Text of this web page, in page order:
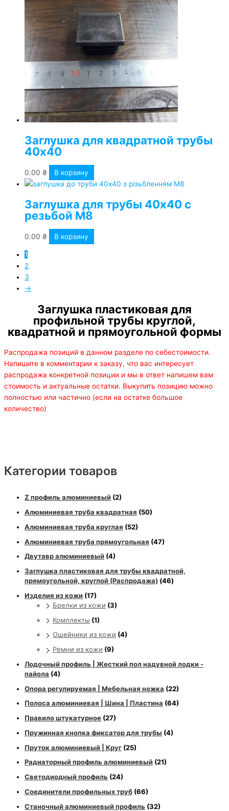
Категории товаров
Z профиль алюминиевый (2)
Алюминиевая труба квадратная (50)
Алюминиевая труба круглая (52)
Алюминиевая труба прямоугольная (47)
Двутавр алюминиевый (4)
Заглушка пластиковая для трубы квадратной,
прямоугольной, круглой (Распродажа) (46)
Изделия из кожи (17)
Брелки из кожи (3)
Комплекты (1)
Ошейники из кожи (4)
Ремни из кожи (9)
Лодочный профиль | Жесткий пол надувной лодки -
пайола (4)
Опора регулируемая | Мебельная ножка (22)
Полоса алюминиевая | Шина | Пластина (64)
Правило штукатурное (27)
Пружинная кнопка фиксатор для трубы (4)
Пруток алюминиевый | Круг (25)
Радиаторный профиль алюминиевый (21)
Светодиодный профиль (24)
Соединители профильных труб (66)
Станочный алюминиевый профиль (32)
Заглушка для квадратной трубы
40х40
0.00 ₴ В корзину
Заглушка для трубы 40х40 с
резьбой М8
0.00 ₴ В корзину
1
2
3
→
Заглушка пластиковая для
профильной трубы круглой,
квадратной и прямоугольной формы
Распродажа позиций в данном разделе по себестоимости.
Напишите в комментарии к заказу, что вас интересует
распродажа конкретной позиции и мы в ответ напишем вам
стоимость и актуальные остатки. Выкупить позицию можно
полностью или частично (если на остатке большое
количество)